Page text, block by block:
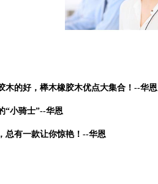
木的好，榉木橡胶木优点大集合！--华恩
“小骑士”--华恩
总有一款让你惊艳！--华恩